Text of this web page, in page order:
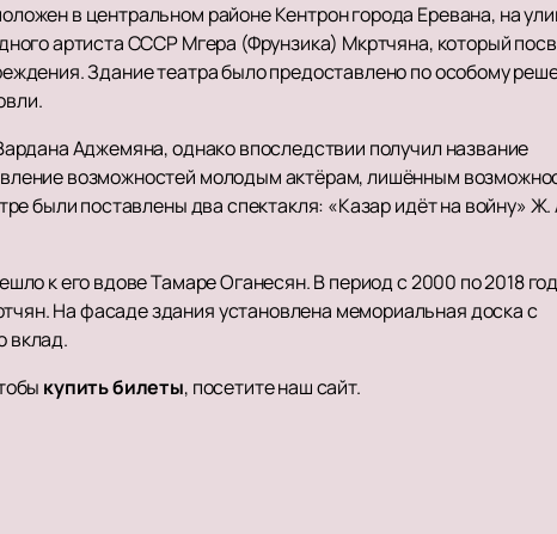
в центральном районе Кентрон города Еревана, на
артиста СССР Мгера (Фрунзика) Мкртчяна, который
Здание театра было предоставлено по особому
Аджемяна, однако впоследствии получил название
возможностей молодым актёрам, лишённым
были поставлены два спектакля: «Казар идёт на войну»
к его вдове Тамаре Оганесян. В период с 2000 по 2018 год
На фасаде здания установлена мемориальная доска с
вклад.
купить билеты, посетите наш сайт.